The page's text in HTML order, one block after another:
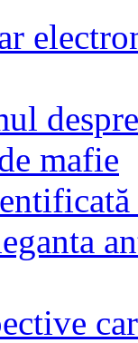
mafie